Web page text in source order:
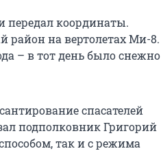
передал координаты.
район на вертолетах Ми-8.
– в тот день было снежно
спасателей
подполковник Григорий
так и с режима